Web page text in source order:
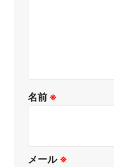
名前 ※
メール ※